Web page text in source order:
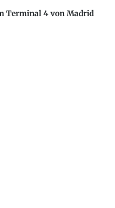
Terminal 4 von Madrid